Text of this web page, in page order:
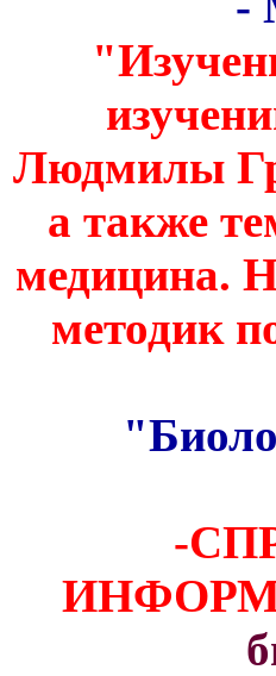
Людмилы
а также
медицина.
методик
-